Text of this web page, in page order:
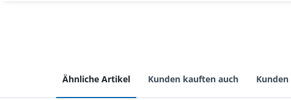
Ähnliche Artikel Kunden kauften auch